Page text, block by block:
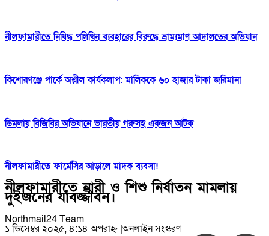
নীলফামারীতে নিষিদ্ধ পলিথিন ব্যবহারের বিরুদ্ধে ভ্রাম্যমাণ আদালতের অভিযান
কিশোরগঞ্জে পার্কে অশ্লীল কার্যকলাপ: মালিককে ৬০ হাজার টাকা জরিমানা
ডিমলায় বিজিবির অভিযানে ভারতীয় গরুসহ একজন আটক
নীলফামারীতে ফার্মেসির আড়ালে মাদক ব্যবসা!
নীলফামারীতে নারী ও শিশু নির্যাতন মামলায়
দুইজনের যাবজ্জীবন।
Northmail24 Team
১ ডিসেম্বর ২০২৫, ৪:১৪ অপরাহ্ন|অনলাইন সংস্করণ